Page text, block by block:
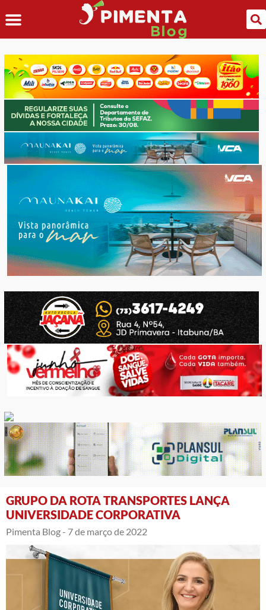
GRUPO DA ROTA TRANSPORTES LANÇA
UNIVERSIDADE CORPORATIVA
Pimenta Blog - 7 de março de 2022